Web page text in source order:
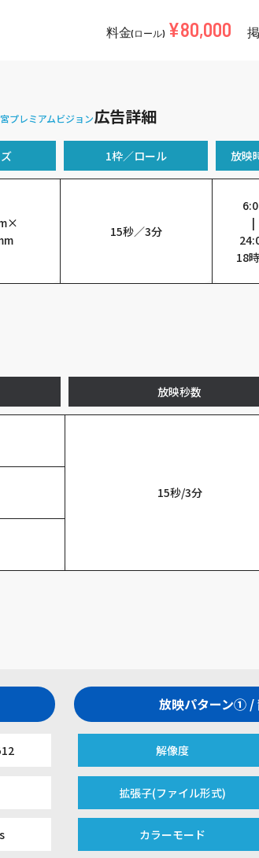
料金(ロール) ¥80,000
プレミアムビジョン広告詳細
1枠／ロール 放映
15秒／3分
|
18
放映秒数
15秒/3分
放映パターン① /
解像度
拡張子(ファイル形式)
カラーモード